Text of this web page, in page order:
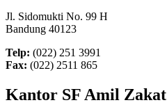
Jl. Sidomukti No. 99 H
Bandung 40123
Telp: (022) 251 3991
Fax: (022) 2511 865
Kantor SF Amil Zakat